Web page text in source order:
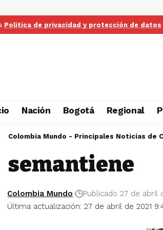
Politica de privacidad y protección de datos
Nación Bogotá Regional
Colombia Mundo - Principales Noticias de
semantiene
Última actualización: 27 de abril de 2021
Colombia Mundo Publicado 27 de abril